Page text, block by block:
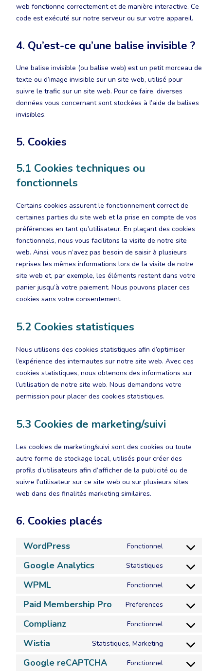
web fonctionne correctement et de manière interactive. Ce
code est exécuté sur notre serveur ou sur votre appareil.
4. Qu’est-ce qu’une balise invisible ?
Une balise invisible (ou balise web) est un petit morceau de
texte ou d’image invisible sur un site web, utilisé pour
suivre le trafic sur un site web. Pour ce faire, diverses
données vous concernant sont stockées à l’aide de balises
invisibles.
5. Cookies
5.1 Cookies techniques ou
fonctionnels
Certains cookies assurent le fonctionnement correct de
certaines parties du site web et la prise en compte de vos
préférences en tant qu’utilisateur. En plaçant des cookies
fonctionnels, nous vous facilitons la visite de notre site
web. Ainsi, vous n’avez pas besoin de saisir à plusieurs
reprises les mêmes informations lors de la visite de notre
site web et, par exemple, les éléments restent dans votre
panier jusqu’à votre paiement. Nous pouvons placer ces
cookies sans votre consentement.
5.2 Cookies statistiques
Nous utilisons des cookies statistiques afin d’optimiser
l’expérience des internautes sur notre site web. Avec ces
cookies statistiques, nous obtenons des informations sur
l’utilisation de notre site web. Nous demandons votre
permission pour placer des cookies statistiques.
5.3 Cookies de marketing/suivi
Les cookies de marketing/suivi sont des cookies ou toute
autre forme de stockage local, utilisés pour créer des
profils d’utilisateurs afin d’afficher de la publicité ou de
suivre l’utilisateur sur ce site web ou sur plusieurs sites
web dans des finalités marketing similaires.
6. Cookies placés
WordPress Fonctionnel
Google Analytics Statistiques
WPML Fonctionnel
Paid Membership Pro Preferences
Complianz Fonctionnel
Wistia Statistiques, Marketing
Google reCAPTCHA Fonctionnel